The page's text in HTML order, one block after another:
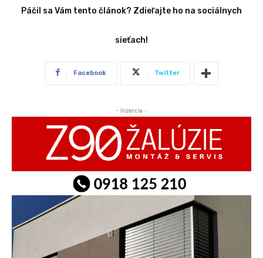
Páčil sa Vám tento článok? Zdieľajte ho na sociálnych
sieťach!
Facebook Twitter
- Inzercia -